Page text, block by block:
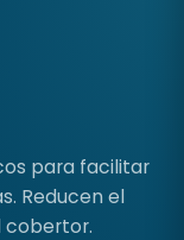
para facilitar
Reducen el
cobertor.